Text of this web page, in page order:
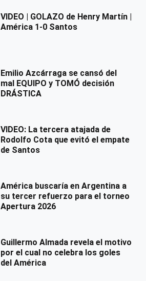
VIDEO | GOLAZO de Henry Martín |
América 1-0 Santos
Emilio Azcárraga se cansó del
mal EQUIPO y TOMÓ decisión
DRÁSTICA
VIDEO: La tercera atajada de
Rodolfo Cota que evitó el empate
de Santos
América buscaría en Argentina a
su tercer refuerzo para el torneo
Apertura 2026
Guillermo Almada revela el motivo
por el cual no celebra los goles
del América